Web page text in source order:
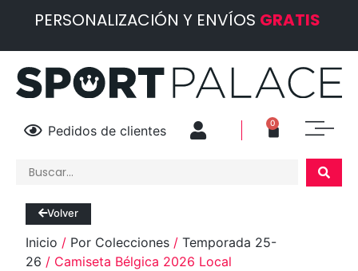
PERSONALIZACIÓN Y ENVÍOS GRATIS
Pedidos de clientes 0
Volver
Inicio / Por Colecciones /Temporada 25-
26 / Camiseta Bélgica 2026 Local